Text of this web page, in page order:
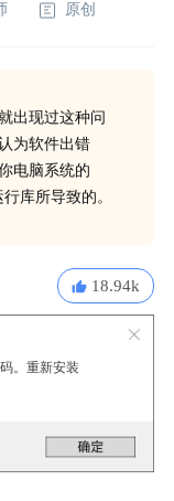
原创
出现过这种问
为软件出错
电脑系统的
库所导致的。
18.94k
。重新安装